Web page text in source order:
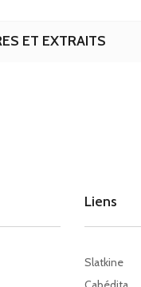
ET EXTRAITS
Liens
Slatkine